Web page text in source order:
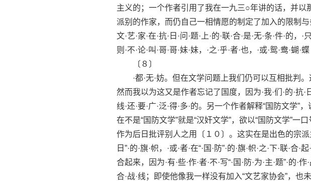
主义的；一个作者引用了我在一九三○年讲的话，并
派别的作家，而仍自己一相情愿的制定了加入的限制
文·艺·家·在·抗·日·问·题·上·的·联·合·是·无·条·件·的，·
则·不·论·叫·哥·哥·妹·妹，·之·乎·者·也，·或·鸳·鸯·蝴·蝶
〔８〕
·都·无·妨。但在文学问题上我们仍可以互相批判。
然而我以为这又是作者忘记了国度，因为·我·们·的·抗·日
线·还·要·广·泛·得·多·的。另一个作者解释“国防文学
在不是“国防文学”就是“汉奸文学”，欲以“国防文学”一
作为后日批评别人之用〔１０〕。这实在是出色的宗派
日”·的·旗·帜，·或·者·在“·国·防”·的·旗·帜·之·下·联·
合起来，因为·有·些·作·者·不·写“·国·防·为·主·题”·的·作
合·战·线；即使他像我一样没有加入“文艺家协会”，也未